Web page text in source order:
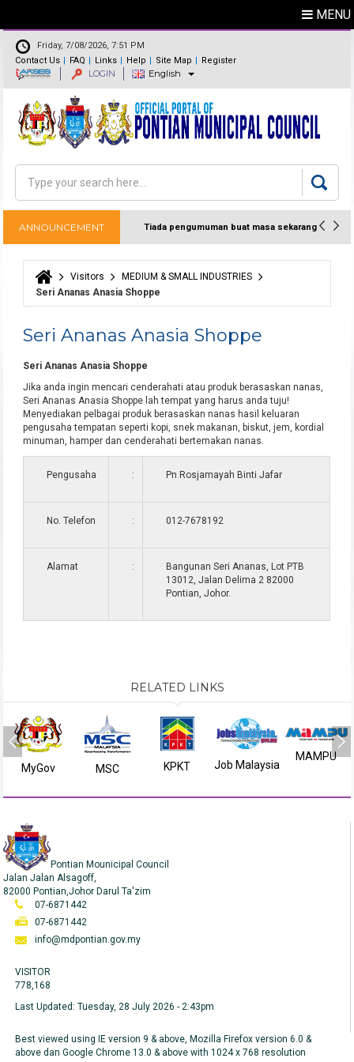
MENU
Friday, 7/08/2026, 7:51 PM
Contact Us
Directory
FAQ Links Help Site Map Register
LOGIN English
Search form
Search
ANNOUNCEMENT Tiada pengumuman buat masa sekarang
You are here
Visitors
MEDIUM & SMALL INDUSTRIES
Seri Ananas Anasia Shoppe
Seri Ananas Anasia Shoppe
Seri Ananas Anasia Shoppe
Jika anda ingin mencari cenderahati atau produk berasaskan nanas,
Seri Ananas Anasia Shoppe lah tempat yang harus anda tuju!
Menyediakan pelbagai produk berasaskan nanas hasil keluaran
pengusaha tempatan seperti kopi, snek makanan, biskut, jem, kordial
minuman, hamper dan cenderahati bertemakan nanas.
Pengusaha : Pn Rosjamayah Binti Jafar
No. Telefon : 012-7678192
Alamat :
Bangunan Seri Ananas, Lot PTB
13012, Jalan Delima 2 82000
Pontian, Johor.
RELATED LINKS
MyGov MSC KPKT Job Malaysia
MAMPU
Pontian Mounicipal Council
Jalan Jalan Alsagoff,
82000 Pontian,Johor Darul Ta'zim
07-6871442
07-6871442
info@mdpontian.gov.my
VISITOR
778,168
Last Updated:Tuesday, 28 July 2026 - 2:43pm
Best viewed using IE version 9 & above, Mozilla Firefox version 6.0 &
above dan Google Chrome 13.0 & above with 1024 x 768 resolution